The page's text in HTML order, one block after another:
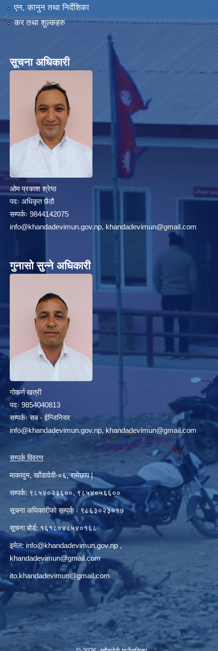
एन, कानुन तथा निर्देशिका
कर तथा शुल्कहरु
सूचना अधिकारी
ओम प्रकाश श्रेष्ठ
पदः अधिकृत छैठौ
सम्पर्कः 9844142075
info@khandadevimun.gov.np, khandadevimun@gmail.com
गुनासो सुन्ने अधिकारी
गोकर्ण खत्री
पदः 9854040813
सम्पर्कः सब - ईन्जिनियर
info@khandadevimun.gov.np, khandadevimun@gmail.com
सम्पर्क विवरण
माकादुम, खाँडादेवी-०६, रामेछाप |
सम्पर्क: ९८५४०२३६००, ९८५४०५६६००
सूचना अधिकारीको सम्पर्क ः ९८६३०२३०१७
सूचना बोर्ड: १६१८०४८५४०१६८
इमेल: info@khandadevimun.gov.np,
khandadevimun@gmail.com
ito.khandadevimun@gmail.com